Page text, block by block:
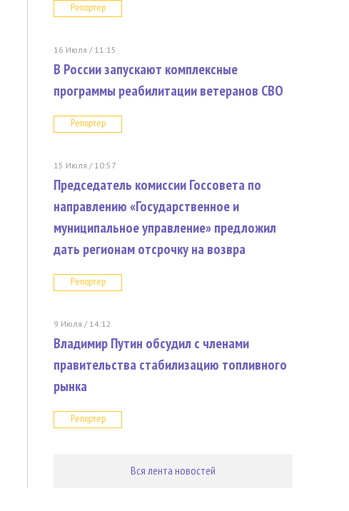
Репортер
16 Июля / 11:15
В России запускают комплексные
программы реабилитации ветеранов СВО
Репортер
15 Июля / 10:57
Председатель комиссии Госсовета по
направлению «Государственное и
муниципальное управление» предложил
дать регионам отсрочку на возвра
Репортер
9 Июля / 14:12
Владимир Путин обсудил с членами
правительства стабилизацию топливного
рынка
Репортер
Вся лента новостей